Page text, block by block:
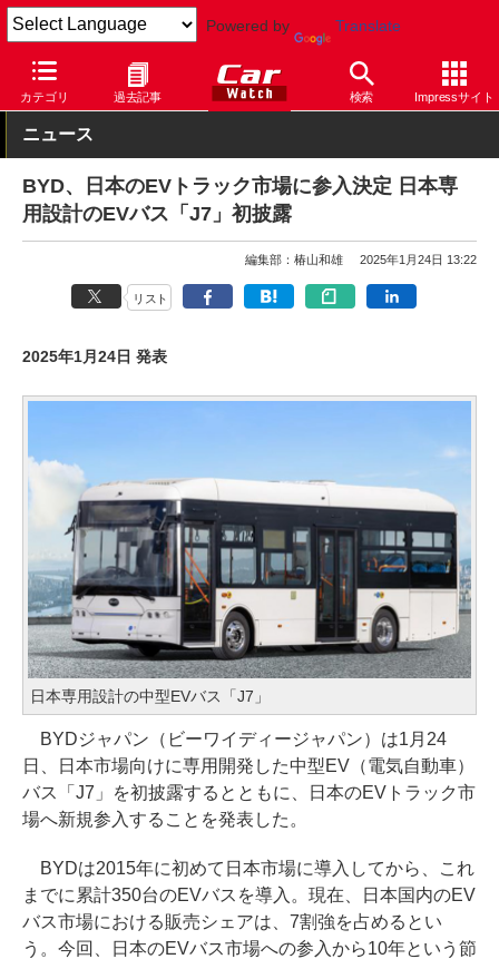
Powered by Translate
カテゴリ 過去記事 検索 Impressサイト
Car Watch 自動車
ニュース
BYD、日本のEVトラック市場に参入決定 日本専
用設計のEVバス「J7」初披露
編集部：椿山和雄 2025年1月24日 13:22
リスト
2025年1月24日 発表
日本専用設計の中型EVバス「J7」
BYDジャパン（ビーワイディージャパン）は1月24
日、日本市場向けに専用開発した中型EV（電気自動車）
バス「J7」を初披露するとともに、日本のEVトラック市
場へ新規参入することを発表した。
BYDは2015年に初めて日本市場に導入してから、これ
までに累計350台のEVバスを導入。現在、日本国内のEV
バス市場における販売シェアは、7割強を占めるとい
う。今回、日本のEVバス市場への参入から10年という節